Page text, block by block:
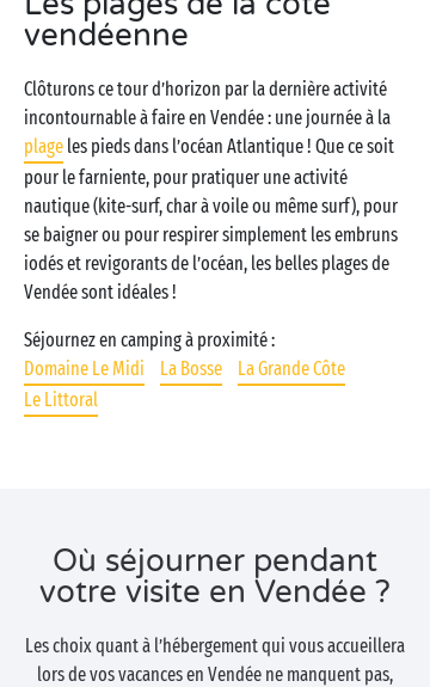
vendéenne
Clôturons ce tour d’horizon par la dernière activité
incontournable à faire en Vendée : une journée à la
plage les pieds dans l’océan Atlantique ! Que ce soit
pour le farniente, pour pratiquer une activité
nautique (kite-surf, char à voile ou même surf), pour
se baigner ou pour respirer simplement les embruns
iodés et revigorants de l’océan, les belles plages de
Vendée sont idéales !
Séjournez en camping à proximité :
Domaine Le Midi
La Bosse
La Grande Côte
Le Littoral
Où séjourner pendant
votre visite en Vendée ?
Les choix quant à l’hébergement qui vous accueillera
lors de vos vacances en Vendée ne manquent pas,